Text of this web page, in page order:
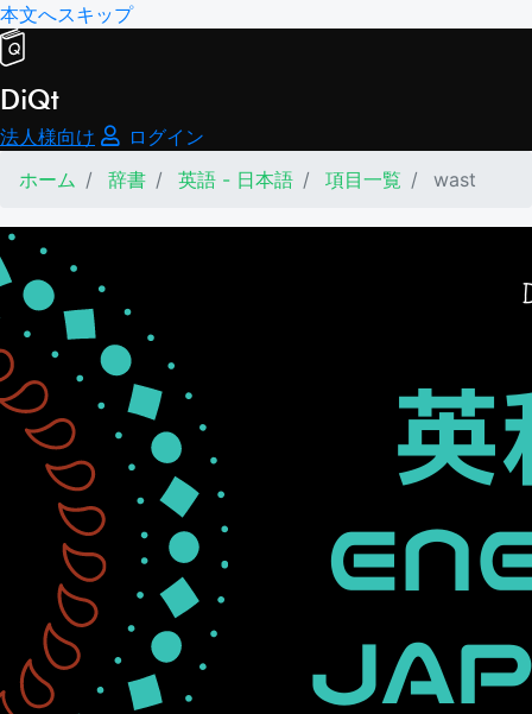
本文へスキップ
DiQt
法人様向け
ログイン
ホーム
辞書 英語 - 日本語 項目一覧 wast